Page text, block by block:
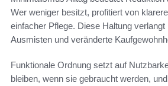
Wer weniger besitzt, profitiert von
einfacher Pflege. Diese Haltung verlangt
Ausmisten und veränderte
Funktionale Ordnung setzt auf
bleiben, wenn sie gebraucht werden,